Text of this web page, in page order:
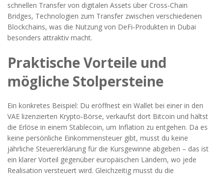
schnellen Transfer von digitalen Assets über Cross‑Chain
Bridges, Technologien zum Transfer zwischen verschiedenen
Blockchains, was die Nutzung von DeFi‑Produkten in Dubai
besonders attraktiv macht.
Praktische Vorteile und
mögliche Stolpersteine
Ein konkretes Beispiel: Du eröffnest ein Wallet bei einer in den
VAE lizenzierten Krypto‑Börse, verkaufst dort Bitcoin und hältst
die Erlöse in einem Stablecoin, um Inflation zu entgehen. Da es
keine persönliche Einkommensteuer gibt, musst du keine
jährliche Steuererklärung für die Kursgewinne abgeben – das ist
ein klarer Vorteil gegenüber europäischen Ländern, wo jede
Realisation versteuert wird. Gleichzeitig musst du die